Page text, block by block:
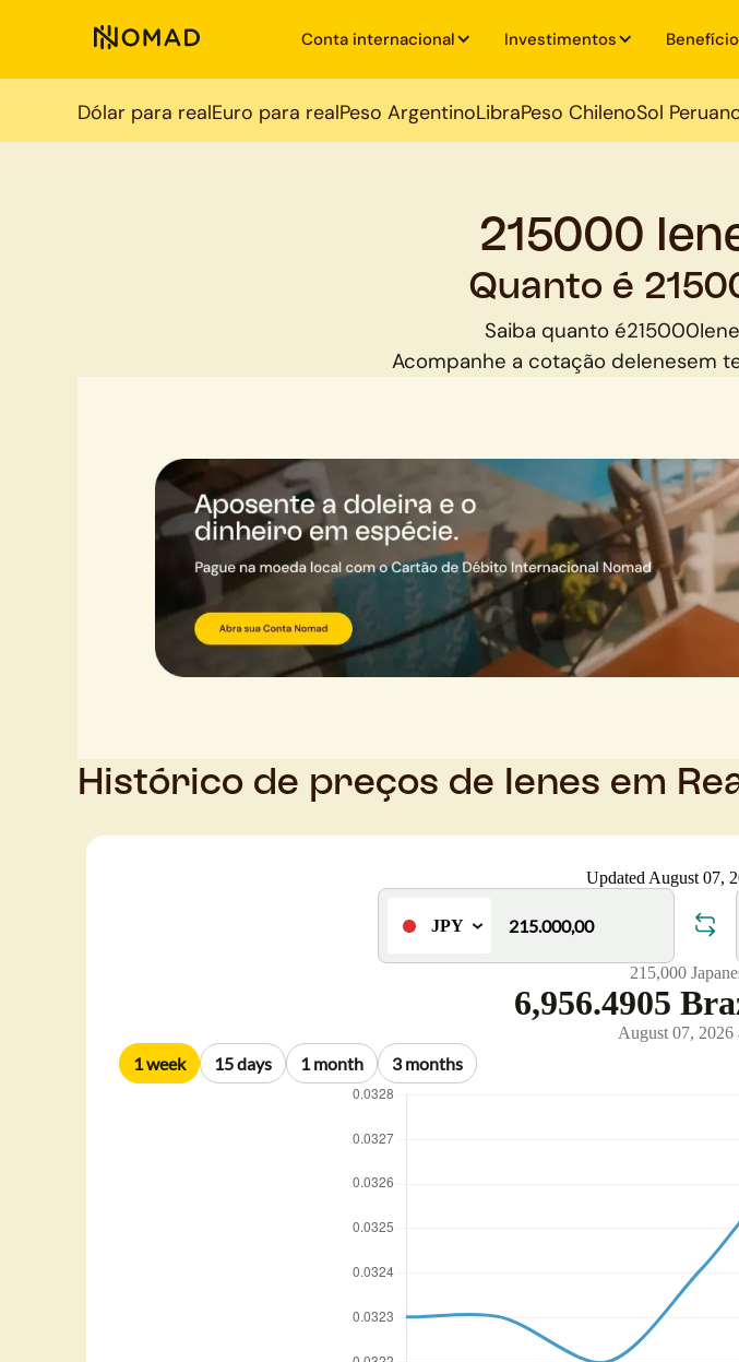
Conta internacional Investimentos
Dólar para realEuro para realPeso ArgentinoLibraPeso ChilenoSol
215000
Quanto é
Saiba quanto é215000
Acompanhe a cotação deIenesem
Histórico de preços de Ienes em